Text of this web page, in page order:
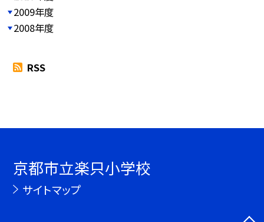
2009年度
2008年度
RSS
京都市立楽只小学校
サイトマップ